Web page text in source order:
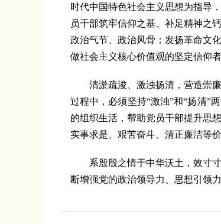
时代中国特色社会主义思想为指导
员干部筑牢信仰之基、补足精神之
政治气节、政治风骨；发扬革命文
做社会主义核心价值观的坚定信仰
清淤疏浚、激浊扬清，营造崇廉
过程中，必须坚持“激浊”和“扬清”
的组织生活，帮助党员干部提升思
实事求是、艰苦奋斗、清正廉洁等
系殷殷之情于中华沃土，效寸寸
断增强党的政治领导力、思想引领